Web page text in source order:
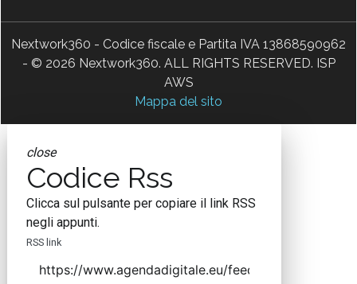
Nextwork360 - Codice fiscale e Partita IVA 13868590962
- © 2026 Nextwork360. ALL RIGHTS RESERVED. ISP
AWS
Mappa del sito
close
Codice Rss
Clicca sul pulsante per copiare il link RSS
negli appunti.
RSS link